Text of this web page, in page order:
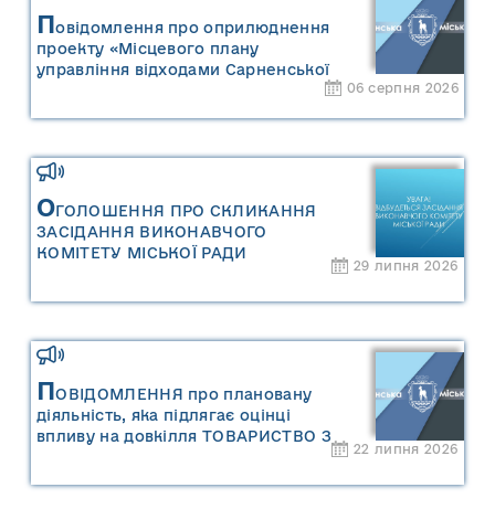
Повідомлення про оприлюднення
проекту «Місцевого плану
управління відходами Сарненської
міської територіальної громади» та
управління відходами Сарненської
міської територіальної громади»
06 серпня 2026
ОГОЛОШЕННЯ ПРО СКЛИКАННЯ
ЗАСІДАННЯ ВИКОНАВЧОГО
КОМІТЕТУ МІСЬКОЇ РАДИ
29 липня 2026
ПОВІДОМЛЕННЯ про плановану
діяльність, яка підлягає оцінці
впливу на довкілля ТОВАРИСТВО З
22 липня 2026